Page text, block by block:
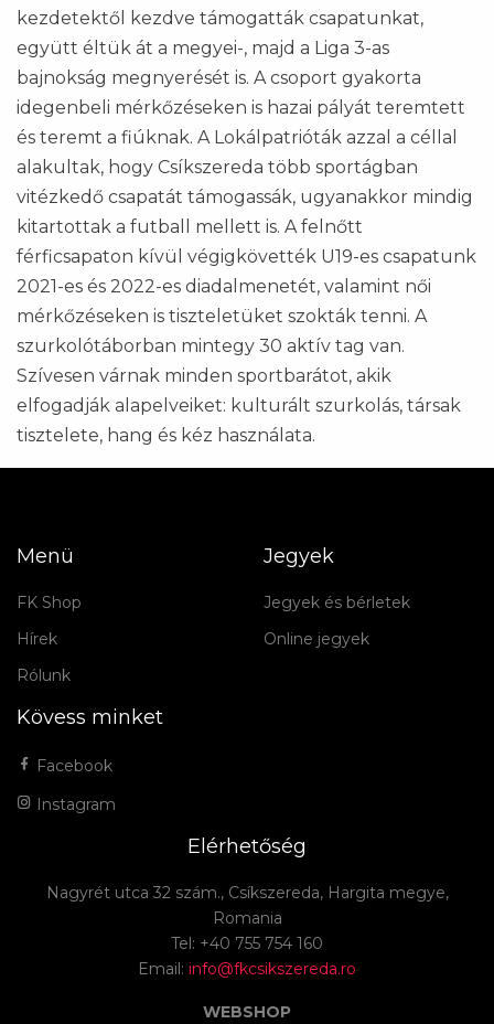
kezdetektől kezdve támogatták csapatunkat,
együtt éltük át a megyei-, majd a Liga 3-as
bajnokság megnyerését is. A csoport gyakorta
idegenbeli mérkőzéseken is hazai pályát teremtett
és teremt a fiúknak. A Lokálpatrióták azzal a céllal
alakultak, hogy Csíkszereda több sportágban
vitézkedő csapatát támogassák, ugyanakkor mindig
kitartottak a futball mellett is. A felnőtt
férficsapaton kívül végigkövették U19-es csapatunk
2021-es és 2022-es diadalmenetét, valamint női
mérkőzéseken is tiszteletüket szokták tenni. A
szurkolótáborban mintegy 30 aktív tag van.
Szívesen várnak minden sportbarátot, akik
elfogadják alapelveiket: kulturált szurkolás, társak
tisztelete, hang és kéz használata.
Menü
FK Shop
Hírek
Rólunk
Jegyek
Jegyek és bérletek
Online jegyek
Kövess minket
Facebook
Instagram
Elérhetőség
Nagyrét utca 32 szám., Csíkszereda, Hargita megye,
Romania
Tel: +40 755 754 160
Email: info@fkcsikszereda.ro
WEBSHOP